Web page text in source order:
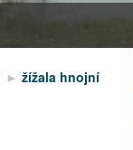
žížala hnojní